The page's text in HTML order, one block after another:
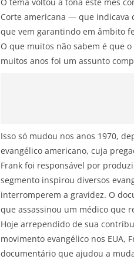
Corte americana — que indicava
que vem garantindo em âmbito
O que muitos não sabem é que
muitos anos foi um assunto
Isso só mudou nos anos 1970,
evangélico americano, cuja
Frank foi responsável por
segmento inspirou diversos
interromperem a gravidez. O
que assassinou um médico que
Hoje arrependido de sua
movimento evangélico nos EUA,
documentário que ajudou a